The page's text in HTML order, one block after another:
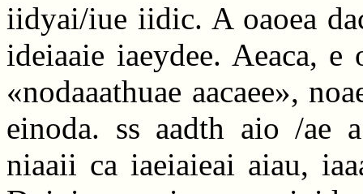
iidyai/iue iidic. A oaoea
ideiaaie iaeydee. Aeaca,
«nodaaathuae aacaee»,
einoda. ss aadth aio /ae
niaaii ca iaeiaieai aiau,